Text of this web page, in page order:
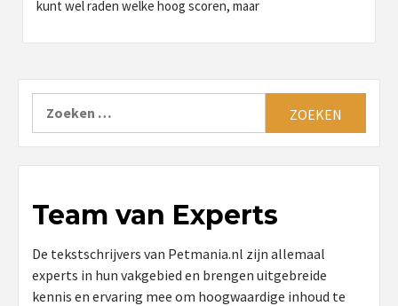
kunt wel raden welke hoog scoren, maar
Team van Experts
De tekstschrijvers van Petmania.nl zijn allemaal
experts in hun vakgebied en brengen uitgebreide
kennis en ervaring mee om hoogwaardige inhoud te